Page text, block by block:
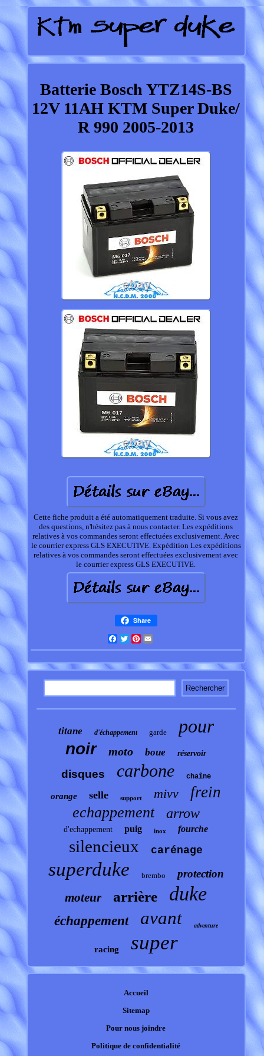
Batterie Bosch YTZ14S-BS
12V 11AH KTM Super Duke/
R 990 2005-2013
Cette fiche produit a été automatiquement traduite. Si vous avez
des questions, n'hésitez pas à nous contacter. Les expéditions
relatives à vos commandes seront effectuées exclusivement. Avec
le courrier express GLS EXECUTIVE. Expédition Les expéditions
relatives à vos commandes seront effectuées exclusivement avec
le courrier express GLS EXECUTIVE.
Share
Facebook
TwitterPinterest
titane d'échappement garde pour
noir moto boue réservoir
disques carbone chaîne
orange selle support mivv frein
echappement arrow
d'echappement puig inox fourche
silencieux carénage
superduke brembo protection
moteur arrière duke
échappement avant adventure
racing super
Accueil
Sitemap
Pour nous joindre
Politique de confidentialité